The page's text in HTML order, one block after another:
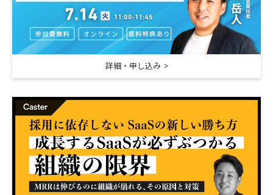
詳細・申し込み